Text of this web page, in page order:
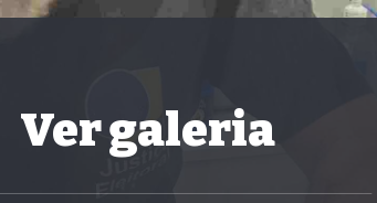
Ver galeria